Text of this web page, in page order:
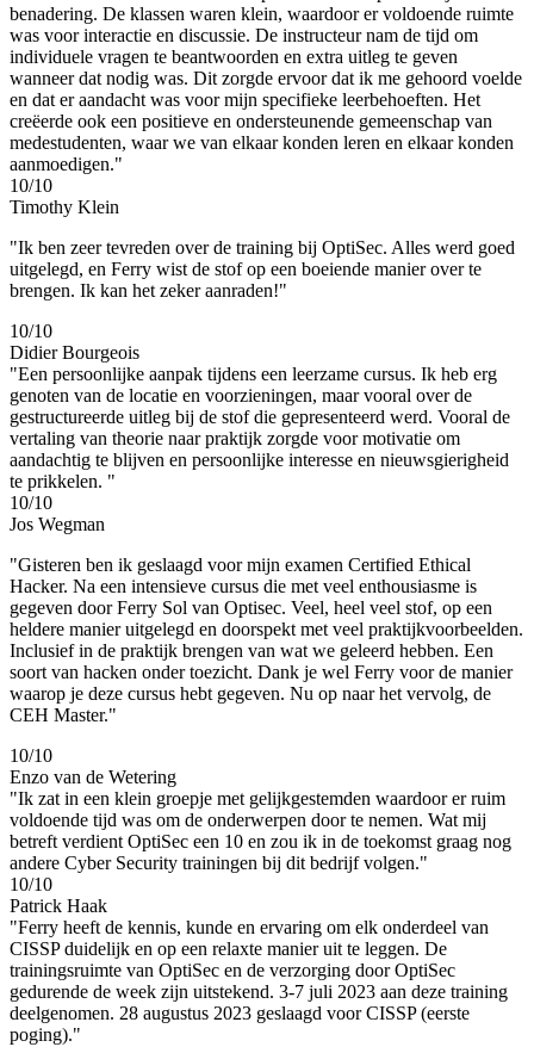
benadering. De klassen waren klein, waardoor er voldoende ruimte
was voor interactie en discussie. De instructeur nam de tijd om
individuele vragen te beantwoorden en extra uitleg te geven
wanneer dat nodig was. Dit zorgde ervoor dat ik me gehoord voelde
en dat er aandacht was voor mijn specifieke leerbehoeften. Het
creëerde ook een positieve en ondersteunende gemeenschap van
medestudenten, waar we van elkaar konden leren en elkaar konden
aanmoedigen."
10/10
Timothy Klein
"Ik ben zeer tevreden over de training bij OptiSec. Alles werd goed
uitgelegd, en Ferry wist de stof op een boeiende manier over te
brengen. Ik kan het zeker aanraden!"
10/10
Didier Bourgeois
"Een persoonlijke aanpak tijdens een leerzame cursus. Ik heb erg
genoten van de locatie en voorzieningen, maar vooral over de
gestructureerde uitleg bij de stof die gepresenteerd werd. Vooral de
vertaling van theorie naar praktijk zorgde voor motivatie om
aandachtig te blijven en persoonlijke interesse en nieuwsgierigheid
te prikkelen. "
10/10
Jos Wegman
"Gisteren ben ik geslaagd voor mijn examen Certified Ethical
Hacker. Na een intensieve cursus die met veel enthousiasme is
gegeven door Ferry Sol van Optisec. Veel, heel veel stof, op een
heldere manier uitgelegd en doorspekt met veel praktijkvoorbeelden.
Inclusief in de praktijk brengen van wat we geleerd hebben. Een
soort van hacken onder toezicht. Dank je wel Ferry voor de manier
waarop je deze cursus hebt gegeven. Nu op naar het vervolg, de
CEH Master."
10/10
Enzo van de Wetering
"Ik zat in een klein groepje met gelijkgestemden waardoor er ruim
voldoende tijd was om de onderwerpen door te nemen. Wat mij
betreft verdient OptiSec een 10 en zou ik in de toekomst graag nog
andere Cyber Security trainingen bij dit bedrijf volgen."
10/10
Patrick Haak
"Ferry heeft de kennis, kunde en ervaring om elk onderdeel van
CISSP duidelijk en op een relaxte manier uit te leggen. De
trainingsruimte van OptiSec en de verzorging door OptiSec
gedurende de week zijn uitstekend. 3-7 juli 2023 aan deze training
deelgenomen. 28 augustus 2023 geslaagd voor CISSP (eerste
poging)."